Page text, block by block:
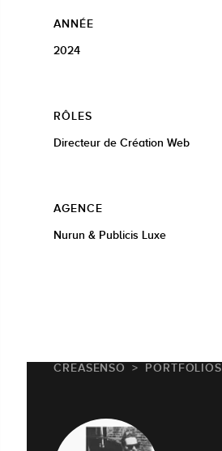
ANNÉE
2024
RÔLES
Directeur de Création Web
AGENCE
Nurun & Publicis Luxe
CREASENSO PORTFOLIOS